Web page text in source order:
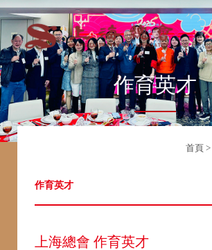
作育英才
首頁 >
作育英才
上海總會 作育英才